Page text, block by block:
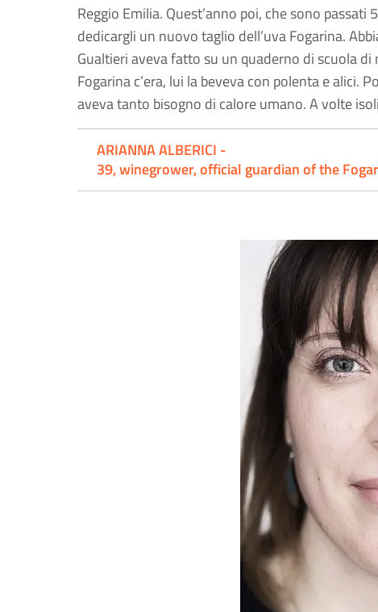
Reggio Emilia. Quest’anno poi, che sono
dedicargli un nuovo taglio dell’uva Fogarina.
Gualtieri aveva fatto su un quaderno di scuola
Fogarina c’era, lui la beveva con polenta e
aveva tanto bisogno di calore umano. A volte
ARIANNA ALBERICI -
39, winegrower, official guardian of the